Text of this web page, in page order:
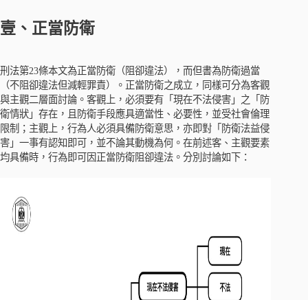
壹、正當防衛
刑法第23條本文為正當防衛（阻卻違法），而但書為防衛過當
（不阻卻違法但減輕罪責）。正當防衛之成立，同樣可分為客觀
與主觀二層面討論。客觀上，必須要有「現在不法侵害」之「防
衛情狀」存在，且防衛手段應具適當性、必要性，並受社會倫理
限制；主觀上，行為人必須具備防衛意思，亦即對「防衛法益侵
害」一事有認知即可，並不論其動機為何。在前述客、主觀要素
均具備時，行為即可因正當防衛阻卻違法。分別討論如下：